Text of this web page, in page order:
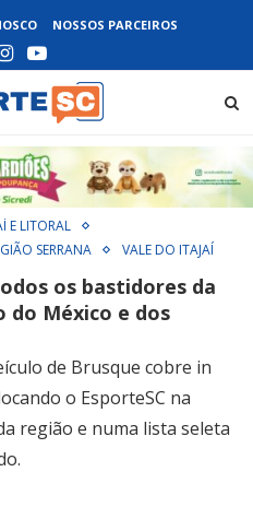
NOSSOS PARCEIROS
E LITORAL
SERRANA VALE DO ITAJAÍ
os bastidores da
do México e dos
de Brusque cobre in
o EsporteSC na
região e numa lista seleta